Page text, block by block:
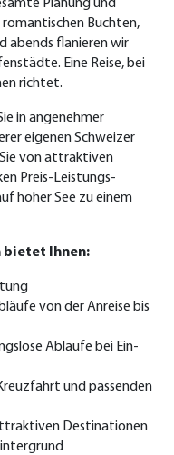
Planung und
romantischen Buchten,
abends flanieren wir
Eine Reise, bei
richtet.
in angenehmer
eigenen Schweizer
von attraktiven
Preis-Leistungs-
hoher See zu einem
bietet Ihnen:
von der Anreise bis
Abläufe bei Ein-
und passenden
Destinationen